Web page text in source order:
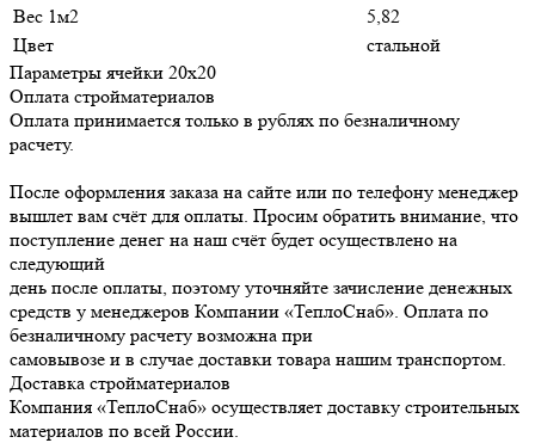
Вес 1м2
5,82
Цвет
стальной
Параметры ячейки 20х20
Оплата стройматериалов
Оплата принимается только в рублях по безналичному
расчету.
После оформления заказа на сайте или по телефону менеджер
вышлет вам счёт для оплаты. Просим обратить внимание, что
поступление денег на наш счёт будет осуществлено на
следующий
день после оплаты, поэтому уточняйте зачисление денежных
средств у менеджеров Компании «ТеплоСнаб». Оплата по
безналичному расчету возможна при
самовывозе и в случае доставки товара нашим транспортом.
Доставка стройматериалов
Компания «ТеплоСнаб» осуществляет доставку строительных
материалов по всей России.